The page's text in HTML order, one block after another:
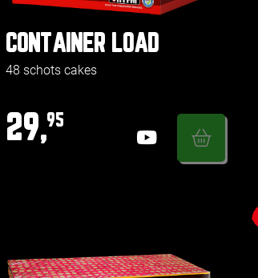
CONTAINER LOAD
48 schots cakes
29,95